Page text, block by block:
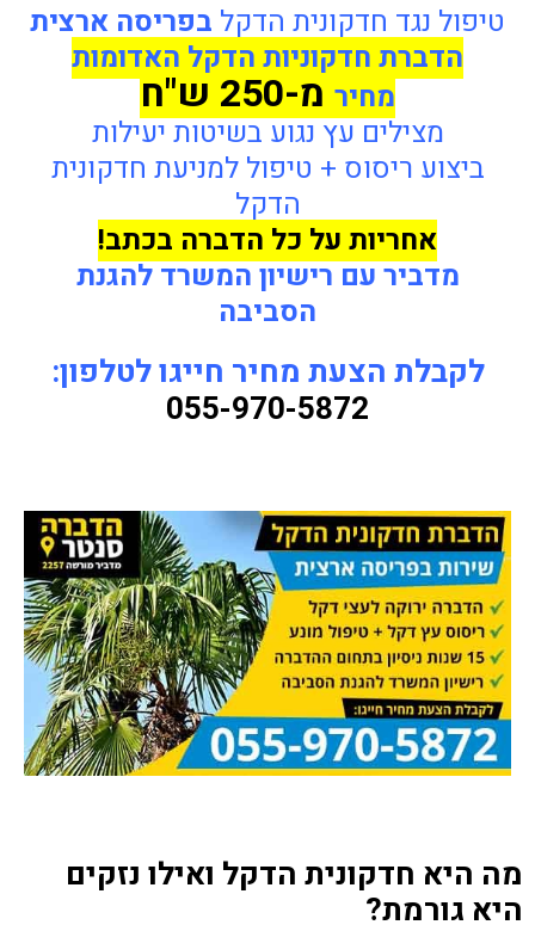
טיפול נגד חדקונית הדקל בפריסה ארצית
הדברת חדקוניות הדקל האדומות
מחיר מ-250 ש"ח
מצילים עץ נגוע בשיטות יעילות
ביצוע ריסוס + טיפול למניעת חדקונית
הדקל
אחריות על כל הדברה בכתב!
מדביר עם רישיון המשרד להגנת
הסביבה
לקבלת הצעת מחיר חייגו לטלפון:
055-970-5872
מה היא חדקונית הדקל ואילו נזקים
היא גורמת?